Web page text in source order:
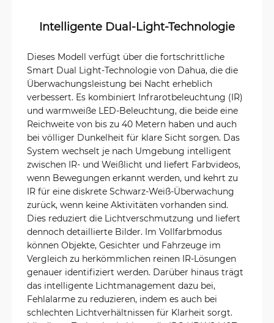
Intelligente Dual-Light-Technologie
Dieses Modell verfügt über die fortschrittliche
Smart Dual Light-Technologie von Dahua, die die
Überwachungsleistung bei Nacht erheblich
verbessert. Es kombiniert Infrarotbeleuchtung (IR)
und warmweiße LED-Beleuchtung, die beide eine
Reichweite von bis zu 40 Metern haben und auch
bei völliger Dunkelheit für klare Sicht sorgen. Das
System wechselt je nach Umgebung intelligent
zwischen IR- und Weißlicht und liefert Farbvideos,
wenn Bewegungen erkannt werden, und kehrt zu
IR für eine diskrete Schwarz-Weiß-Überwachung
zurück, wenn keine Aktivitäten vorhanden sind.
Dies reduziert die Lichtverschmutzung und liefert
dennoch detaillierte Bilder. Im Vollfarbmodus
können Objekte, Gesichter und Fahrzeuge im
Vergleich zu herkömmlichen reinen IR-Lösungen
genauer identifiziert werden. Darüber hinaus trägt
das intelligente Lichtmanagement dazu bei,
Fehlalarme zu reduzieren, indem es auch bei
schlechten Lichtverhältnissen für Klarheit sorgt.